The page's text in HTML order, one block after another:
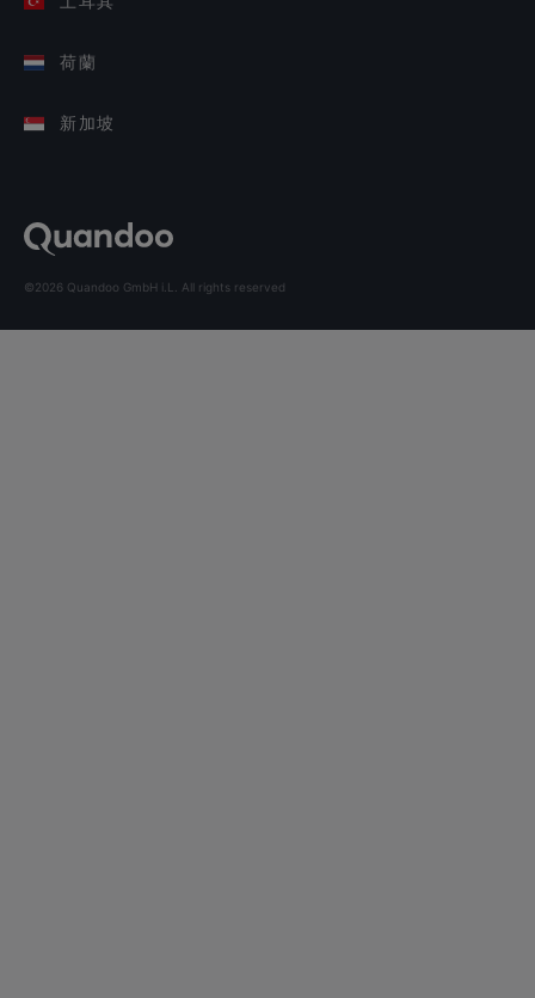
荷蘭
新加坡
©2026 Quandoo GmbH i.L. All rights reserved